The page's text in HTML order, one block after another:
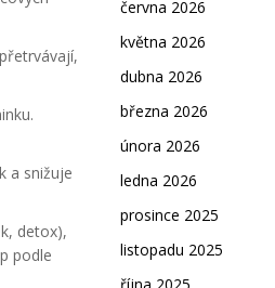
a snižuje
detox),
podle
června 2026
května 2026
dubna 2026
března 2026
února 2026
ledna 2026
prosince 2025
listopadu 2025